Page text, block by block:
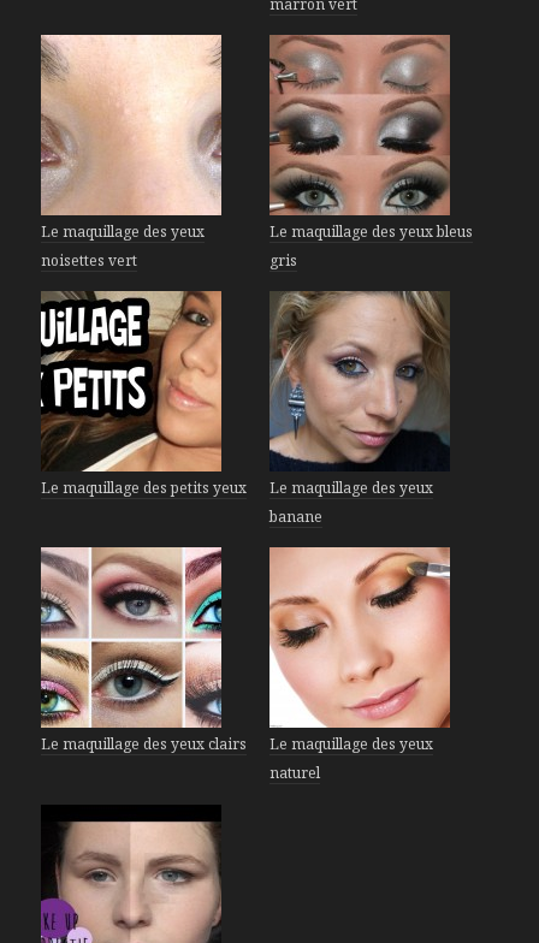
marron vert
Le maquillage des yeux
noisettes vert
Le maquillage des yeux bleus
gris
Le maquillage des petits yeux
Le maquillage des yeux
banane
Le maquillage des yeux clairs
Le maquillage des yeux
naturel